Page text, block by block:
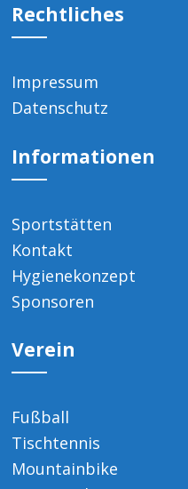
Rechtliches
Impressum
Datenschutz
Informationen
Sportstätten
Kontakt
Hygienekonzept
Sponsoren
Verein
Fußball
Tischtennis
Mountainbike